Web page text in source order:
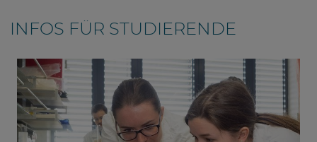
INFOS FÜR STUDIERENDE